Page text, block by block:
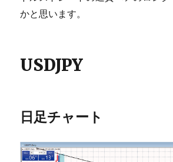
かと思います。
USDJPY
日足チャート